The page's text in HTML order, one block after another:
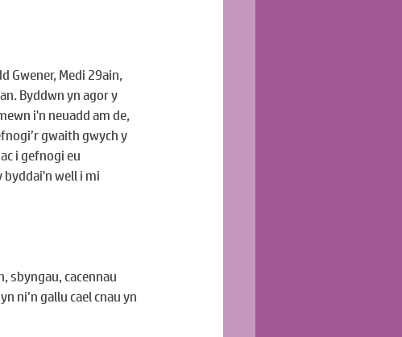
Gwener, Medi 29ain,
Byddwn yn agor y
i'n neuadd am de,
gwaith gwych y
i gefnogi eu
byddai'n well i mi
sbyngau, cacennau
ni’n gallu cael cnau yn